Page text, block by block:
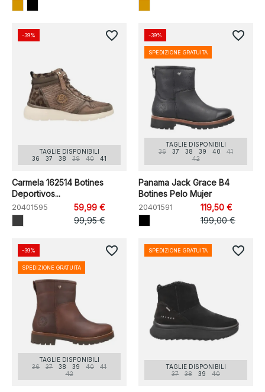
TAGLIE DISPONIBILI
36
37 38 39 40 41
Carmela 162514 Botines
Deportivos...
20401595
59,99 €
99,95 €
-39% favorite_border
TAGLIE DISPONIBILI
36
37 38 39 40
41
42
Panama Jack Grace B4
Botines Pelo Mujer
20401591
119,50 €
199,00 €
-39%
SPEDIZIONE GRATUITA
favorite_border
TAGLIE DISPONIBILI
36
37 38 39 40
41
42
-39%
SPEDIZIONE GRATUITA
favorite_border
TAGLIE DISPONIBILI
37
38 39 40
SPEDIZIONE GRATUITA favorite_border